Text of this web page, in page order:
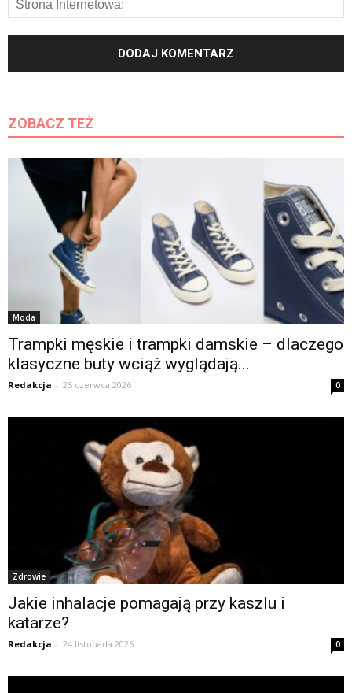
ZOBACZ TEŻ
Moda
Trampki męskie i trampki damskie – dlaczego
klasyczne buty wciąż wyglądają...
Redakcja - 25 czerwca 2026 0
Zdrowie
Jakie inhalacje pomagają przy kaszlu i
katarze?
Redakcja - 24 listopada 2025 0